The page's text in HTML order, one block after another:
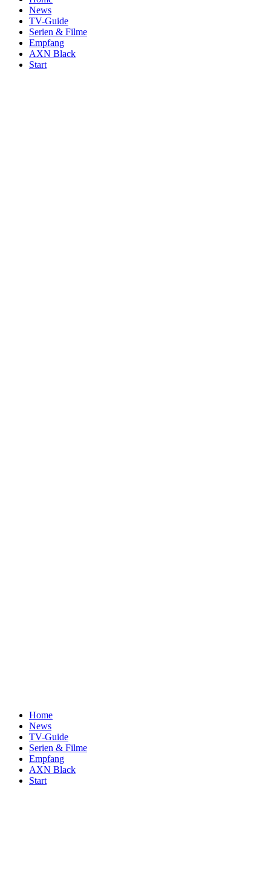
News
TV-Guide
Serien & Filme
Empfang
AXN Black
Start
Home
News
TV-Guide
Serien & Filme
Empfang
AXN Black
Start